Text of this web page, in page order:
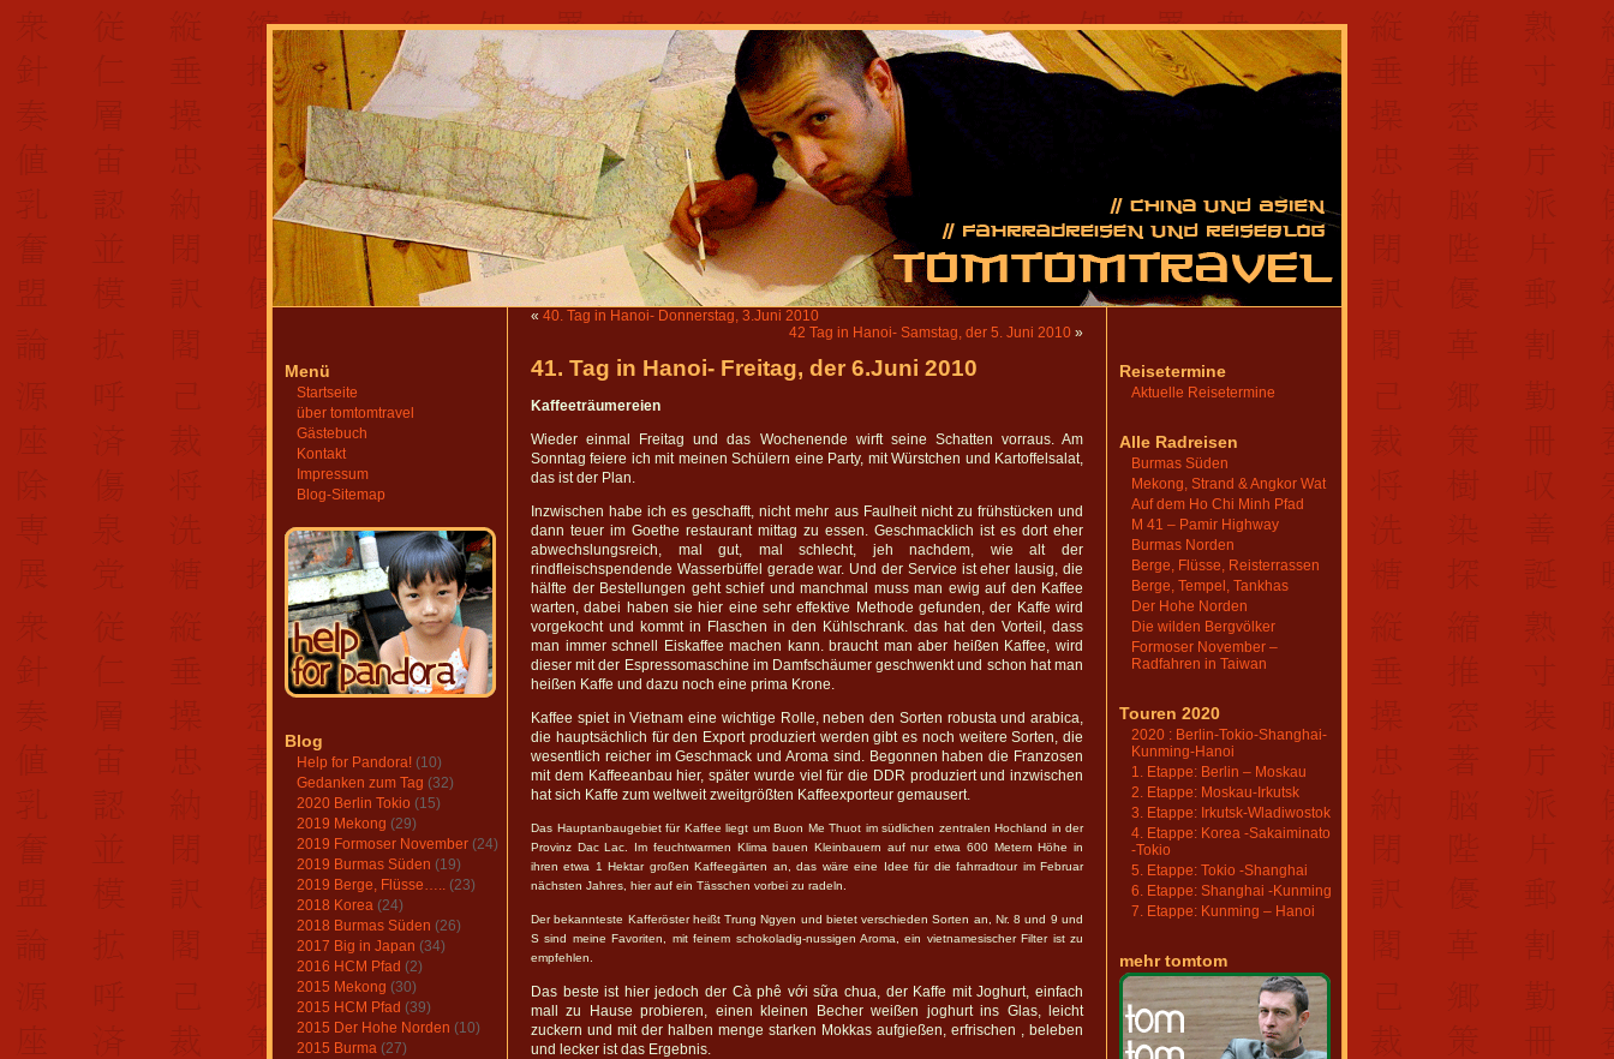
Menü
Startseite
über tomtomtravel
Gästebuch
Kontakt
Impressum
Blog-Sitemap
Blog
Help for Pandora! (10)
Gedanken zum Tag (32)
2020 Berlin Tokio (15)
2019 Mekong (29)
2019 Formoser November (24)
2019 Burmas Süden (19)
2019 Berge, Flüsse….. (23)
2018 Korea (24)
2018 Burmas Süden (26)
2017 Big in Japan (34)
2016 HCM Pfad (2)
2015 Mekong (30)
2015 HCM Pfad (39)
2015 Der Hohe Norden (10)
2015 Burma (27)
« 40. Tag in Hanoi- Donnerstag, 3.Juni 2010
42 Tag in Hanoi- Samstag, der 5. Juni 2010 »
41. Tag in Hanoi- Freitag, der 6.Juni 2010
Kaffeeträumereien
Wieder einmal Freitag und das Wochenende wirft seine Schatten vorraus. Am
Sonntag feiere ich mit meinen Schülern eine Party, mit Würstchen und Kartoffelsalat,
das ist der Plan.
Inzwischen habe ich es geschafft, nicht mehr aus Faulheit nicht zu frühstücken und
dann teuer im Goethe restaurant mittag zu essen. Geschmacklich ist es dort eher
abwechslungsreich, mal gut, mal schlecht, jeh nachdem, wie alt der
rindfleischspendende Wasserbüffel gerade war. Und der Service ist eher lausig, die
hälfte der Bestellungen geht schief und manchmal muss man ewig auf den Kaffee
warten, dabei haben sie hier eine sehr effektive Methode gefunden, der Kaffe wird
vorgekocht und kommt in Flaschen in den Kühlschrank. das hat den Vorteil, dass
man immer schnell Eiskaffee machen kann. braucht man aber heißen Kaffee, wird
dieser mit der Espressomaschine im Damfschäumer geschwenkt und schon hat man
heißen Kaffe und dazu noch eine prima Krone.
Kaffee spiet in Vietnam eine wichtige Rolle, neben den Sorten robusta und arabica,
die hauptsächlich für den Export produziert werden gibt es noch weitere Sorten, die
wesentlich reicher im Geschmack und Aroma sind. Begonnen haben die Franzosen
mit dem Kaffeeanbau hier, später wurde viel für die DDR produziert und inzwischen
hat sich Kaffe zum weltweit zweitgrößten Kaffeexporteur gemausert.
Das Hauptanbaugebiet für Kaffee liegt um Buon Me Thuot im südlichen zentralen Hochland in der
Provinz Dac Lac. Im feuchtwarmen Klima bauen Kleinbauern auf nur etwa 600 Metern Höhe in
ihren etwa 1 Hektar großen Kaffeegärten an, das wäre eine Idee für die fahrradtour im Februar
nächsten Jahres, hier auf ein Tässchen vorbei zu radeln.
Der bekannteste Kafferöster heißt Trung Ngyen und bietet verschieden Sorten an, Nr. 8 und 9 und
S sind meine Favoriten, mit feinem schokoladig-nussigen Aroma, ein vietnamesischer Filter ist zu
empfehlen.
Das beste ist hier jedoch der Cà phê với sữa chua, der Kaffe mit Joghurt, einfach
mall zu Hause probieren, einen kleinen Becher weißen joghurt ins Glas, leicht
zuckern und mit der halben menge starken Mokkas aufgießen, erfrischen , beleben
und lecker ist das Ergebnis.
Reisetermine
Aktuelle Reisetermine
Alle Radreisen
Burmas Süden
Mekong, Strand & Angkor Wat
Auf dem Ho Chi Minh Pfad
M 41 – Pamir Highway
Burmas Norden
Berge, Flüsse, Reisterrassen
Berge, Tempel, Tankhas
Der Hohe Norden
Die wilden Bergvölker
Formoser November –
Radfahren in Taiwan
Touren 2020
2020 : Berlin-Tokio-Shanghai-
Kunming-Hanoi
1. Etappe: Berlin – Moskau
2. Etappe: Moskau-Irkutsk
3. Etappe: Irkutsk-Wladiwostok
4. Etappe: Korea -Sakaiminato
-Tokio
5. Etappe: Tokio -Shanghai
6. Etappe: Shanghai -Kunming
7. Etappe: Kunming – Hanoi
mehr tomtom